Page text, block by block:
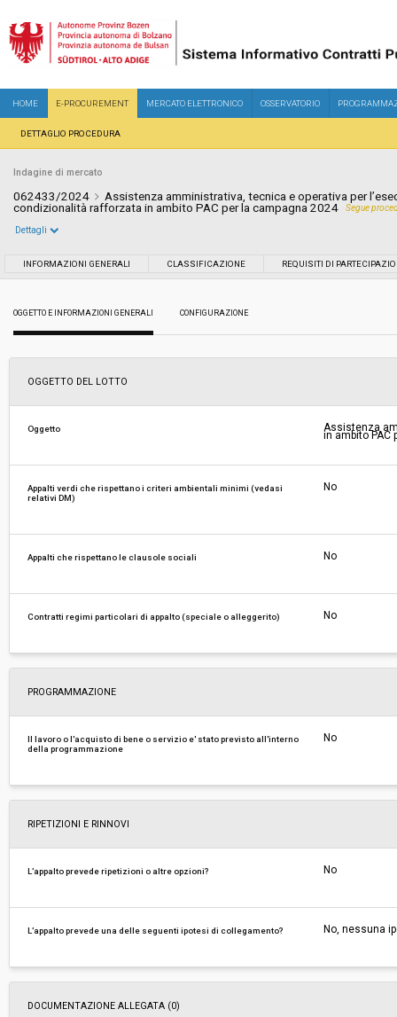
HOME E-PROCUREMENT MERCATO ELETTRONICO OSSERVATORIO
DETTAGLIO PROCEDURA
Indagine di mercato
062433/2024
Assistenza amministrativa, tecnica e operativa per
condizionalità rafforzata in ambito PAC per la campagna 2024
Segue
Importo a base di gara soggetto a
Costi di sicurezza non soggetti a
Dettagli
INFORMAZIONI GENERALI CLASSIFICAZIONE REQUISITI DI
OGGETTO E INFORMAZIONI GENERALI CONFIGURAZIONE
OGGETTO DEL LOTTO
Oggetto Assistenza
in ambito PAC
Appalti verdi che rispettano i criteri ambientali minimi (vedasi
relativi DM)
No
Appalti che rispettano le clausole sociali No
Contratti regimi particolari di appalto (speciale o alleggerito) No
PROGRAMMAZIONE
Il lavoro o l'acquisto di bene o servizio e' stato previsto all'interno
della programmazione
No
RIPETIZIONI E RINNOVI
L’appalto prevede ripetizioni o altre opzioni? No
L’appalto prevede una delle seguenti ipotesi di collegamento? No, nessuna
DOCUMENTAZIONE ALLEGATA (0)